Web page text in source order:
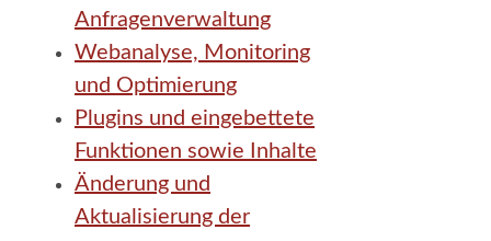
Anfragenverwaltung
Webanalyse, Monitoring
und Optimierung
Plugins und eingebettete
Funktionen sowie Inhalte
Änderung und
Aktualisierung der